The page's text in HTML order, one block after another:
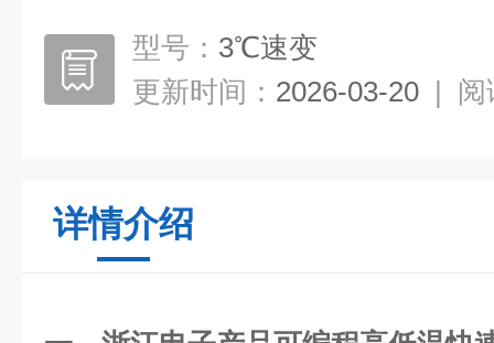
型号： 3℃速变
更新时间： 2026-03-20 | 阅
详情介绍